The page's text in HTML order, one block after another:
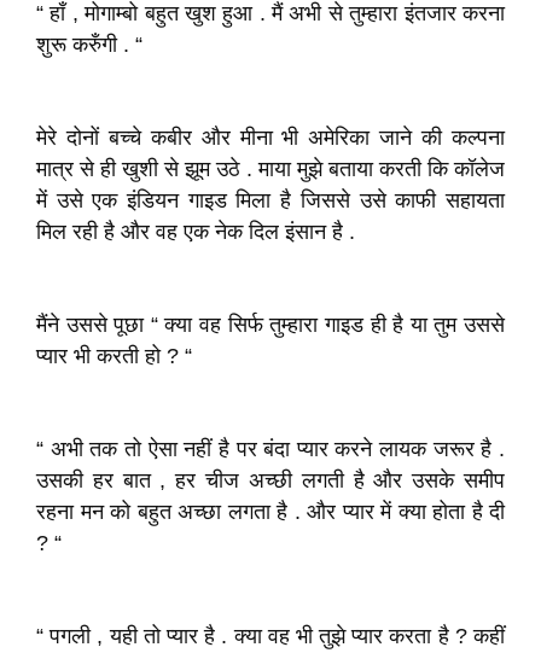
“ हाँ , मोगाम्बो बहुत खुश हुआ . मैं अभी से तुम्हारा इंतजार करना
शुरू करुँगी . “
मेरे दोनों बच्चे कबीर और मीना भी अमेरिका जाने की कल्पना
मात्र से ही खुशी से झूम उठे . माया मुझे बताया करती कि कॉलेज
में उसे एक इंडियन गाइड मिला है जिससे उसे काफी सहायता
मिल रही है और वह एक नेक दिल इंसान है .
मैंने उससे पूछा “ क्या वह सिर्फ तुम्हारा गाइड ही है या तुम उससे
प्यार भी करती हो ? “
“ अभी तक तो ऐसा नहीं है पर बंदा प्यार करने लायक जरूर है .
उसकी हर बात , हर चीज अच्छी लगती है और उसके समीप
रहना मन को बहुत अच्छा लगता है . और प्यार में क्या होता है दी
? “
“ पगली , यही तो प्यार है . क्या वह भी तुझे प्यार करता है ? कहीं